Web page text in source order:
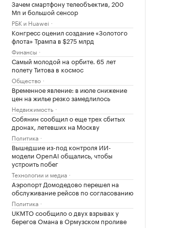
Зачем смартфону телеобъектив, 200
Мп и большой сенсор
РБК и Huawei
Конгресс оценил создание «Золотого
флота» Трампа в $275 млрд
Финансы
Самый молодой на орбите. 65 лет
полету Титова в космос
Общество
Временное явление: в июле снижение
цен на жилье резко замедлилось
Недвижимость
Собянин сообщил о еще трех сбитых
дронах, летевших на Москву
Политика
Вышедшие из-под контроля ИИ-
модели OpenAI общались, чтобы
устроить побег
Технологии и медиа
Аэропорт Домодедово перешел на
обслуживание рейсов по согласованию
Политика
UKMTO сообщило о двух взрывах у
берегов Омана в Ормузском проливе